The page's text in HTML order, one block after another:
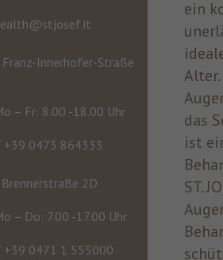
, Franz-Innerhofer-Straße
– Fr: 8.00 -18.00 Uhr
+39 0473 864333
, Brennerstraße 2D
– Do: 7.00 -17.00 Uhr
+39 0471 1 555000
ein
das
ist
ST.